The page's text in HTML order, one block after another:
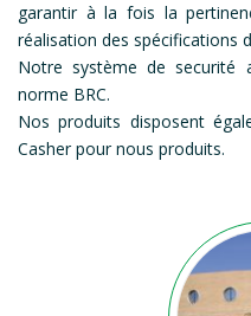
garantir à la fois la
réalisation des spécifications
Notre système de securité
norme BRC.
Nos produits disposent
Casher pour nous produits.